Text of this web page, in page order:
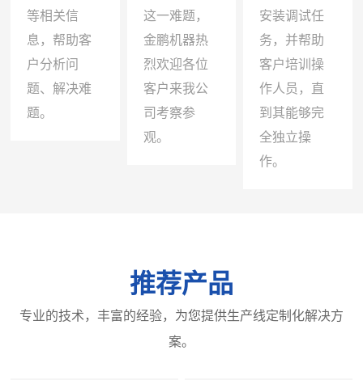
等相关信
息，帮助客
户分析问
题、解决难
题。
这一难题，
金鹏机器热
烈欢迎各位
客户来我公
司考察参
观。
安装调试任
务，并帮助
客户培训操
作人员，直
到其能够完
全独立操
作。
推荐产品
专业的技术，丰富的经验，为您提供生产线定制化解决方
案。